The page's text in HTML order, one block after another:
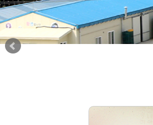
농원소개
연혁